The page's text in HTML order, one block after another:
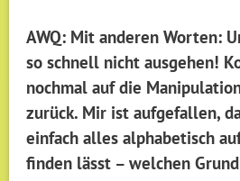
AWQ: Mit anderen Worten:
so schnell nicht ausgehen!
nochmal auf die
zurück. Mir ist aufgefallen,
einfach alles alphabetisch
finden lässt – welchen